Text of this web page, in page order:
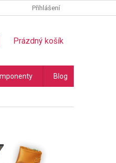
ÚDAJŮ
Přihlášení
NÁKUPNÍ
Prázdný košík
Blog